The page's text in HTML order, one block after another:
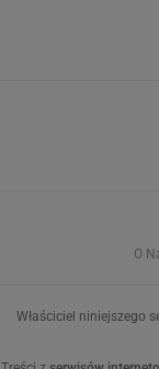
O
Właściciel niniejszego